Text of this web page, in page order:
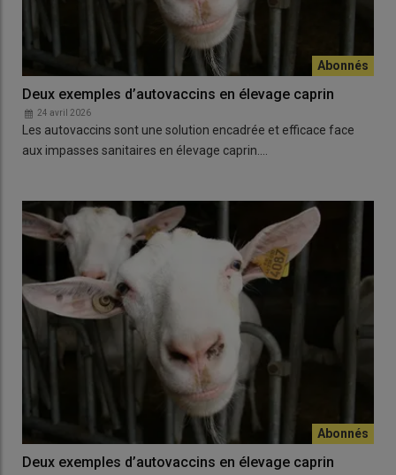
Deux exemples d’autovaccins en élevage caprin
24 avril 2026
Les autovaccins sont une solution encadrée et efficace face
aux impasses sanitaires en élevage caprin.…
Deux exemples d’autovaccins en élevage caprin